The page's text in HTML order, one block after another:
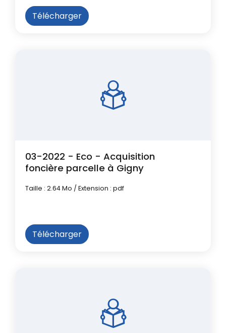
Télécharger
03-2022 - Eco - Acquisition
foncière parcelle à Gigny
Taille : 2.64 Mo / Extension : pdf
Télécharger